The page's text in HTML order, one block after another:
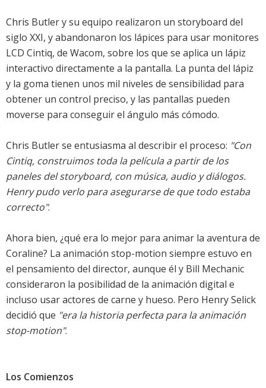
Chris Butler y su equipo realizaron un storyboard del
siglo XXI, y abandonaron los lápices para usar monitores
LCD Cintiq, de Wacom, sobre los que se aplica un lápiz
interactivo directamente a la pantalla. La punta del lápiz
y la goma tienen unos mil niveles de sensibilidad para
obtener un control preciso, y las pantallas pueden
moverse para conseguir el ángulo más cómodo.
Chris Butler se entusiasma al describir el proceso: "Con
Cintiq, construimos toda la película a partir de los
paneles del storyboard, con música, audio y diálogos.
Henry pudo verlo para asegurarse de que todo estaba
correcto".
Ahora bien, ¿qué era lo mejor para animar la aventura de
Coraline? La animación stop-motion siempre estuvo en
el pensamiento del director, aunque él y Bill Mechanic
consideraron la posibilidad de la animación digital e
incluso usar actores de carne y hueso. Pero Henry Selick
decidió que "era la historia perfecta para la animación
stop-motion".
Los Comienzos